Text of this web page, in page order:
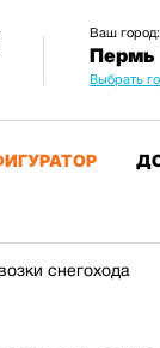
Ваш город:
Пермь
Выбрать
снегохода